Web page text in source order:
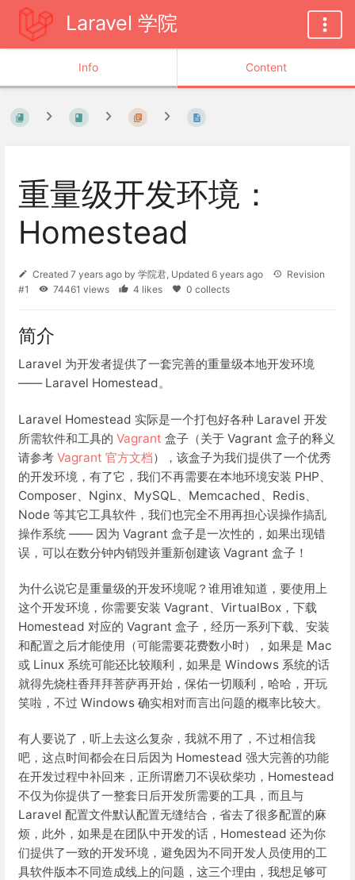
Laravel 学院
Info Content
重量级开发环境：
Homestead
Created 7 years ago by 学院君, Updated 6 years ago
Revision
#1
74461 views 4 likes 0 collects
简介
Laravel 为开发者提供了一套完善的重量级本地开发环境
—— Laravel Homestead。
Laravel Homestead 实际是一个打包好各种 Laravel 开发
所需软件和工具的 Vagrant 盒子（关于 Vagrant 盒子的释义
请参考 Vagrant 官方文档），该盒子为我们提供了一个优秀
的开发环境，有了它，我们不再需要在本地环境安装 PHP、
Composer、Nginx、MySQL、Memcached、Redis、
Node 等其它工具软件，我们也完全不用再担心误操作搞乱
操作系统 —— 因为 Vagrant 盒子是一次性的，如果出现错
误，可以在数分钟内销毁并重新创建该 Vagrant 盒子！
为什么说它是重量级的开发环境呢？谁用谁知道，要使用上
这个开发环境，你需要安装 Vagrant、VirtualBox，下载
Homestead 对应的 Vagrant 盒子，经历一系列下载、安装
和配置之后才能使用（可能需要花费数小时），如果是 Mac
或 Linux 系统可能还比较顺利，如果是 Windows 系统的话
就得先烧柱香拜拜菩萨再开始，保佑一切顺利，哈哈，开玩
笑啦，不过 Windows 确实相对而言出问题的概率比较大。
有人要说了，听上去这么复杂，我就不用了，不过相信我
吧，这点时间都会在日后因为 Homestead 强大完善的功能
在开发过程中补回来，正所谓磨刀不误砍柴功，Homestead
不仅为你提供了一整套日后开发所需要的工具，而且与
Laravel 配置文件默认配置无缝结合，省去了很多配置的麻
烦，此外，如果是在团队中开发的话，Homestead 还为你
们提供了一致的开发环境，避免因为不同开发人员使用的工
具软件版本不同造成线上的问题，这三个理由，我想足够可